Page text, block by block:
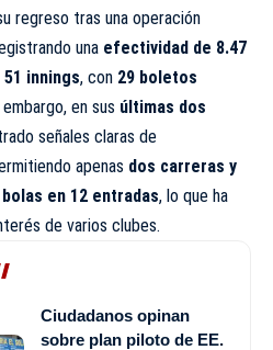
regreso tras una operación
una efectividad de 8.47
51 innings, con 29 boletos
embargo, en sus últimas dos
señales claras de
apenas dos carreras y
en 12 entradas, lo que ha
de varios clubes.
Ciudadanos opinan
sobre plan piloto de EE.